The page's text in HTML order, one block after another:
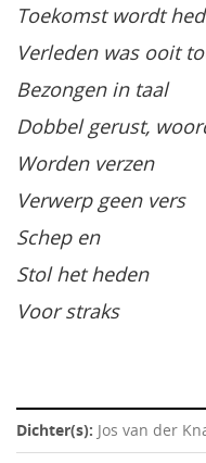
Toekomst wordt
Verleden was ooit
Bezongen in taal
Dobbel gerust,
Worden verzen
Verwerp geen vers
Schep en
Stol het heden
Voor straks
Dichter(s): Jos van der